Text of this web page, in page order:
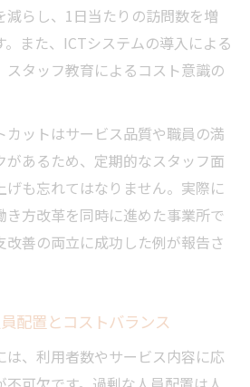
らし、1日当たりの訪問数を増
また、ICTシステムの導入による
スタッフ教育によるコスト意識の
カットはサービス品質や職員の満
があるため、定期的なスタッフ面
げも忘れてはなりません。実際に
き方改革を同時に進めた事業所で
改善の両立に成功した例が報告さ
配置とコストバランス
は、利用者数やサービス内容に応